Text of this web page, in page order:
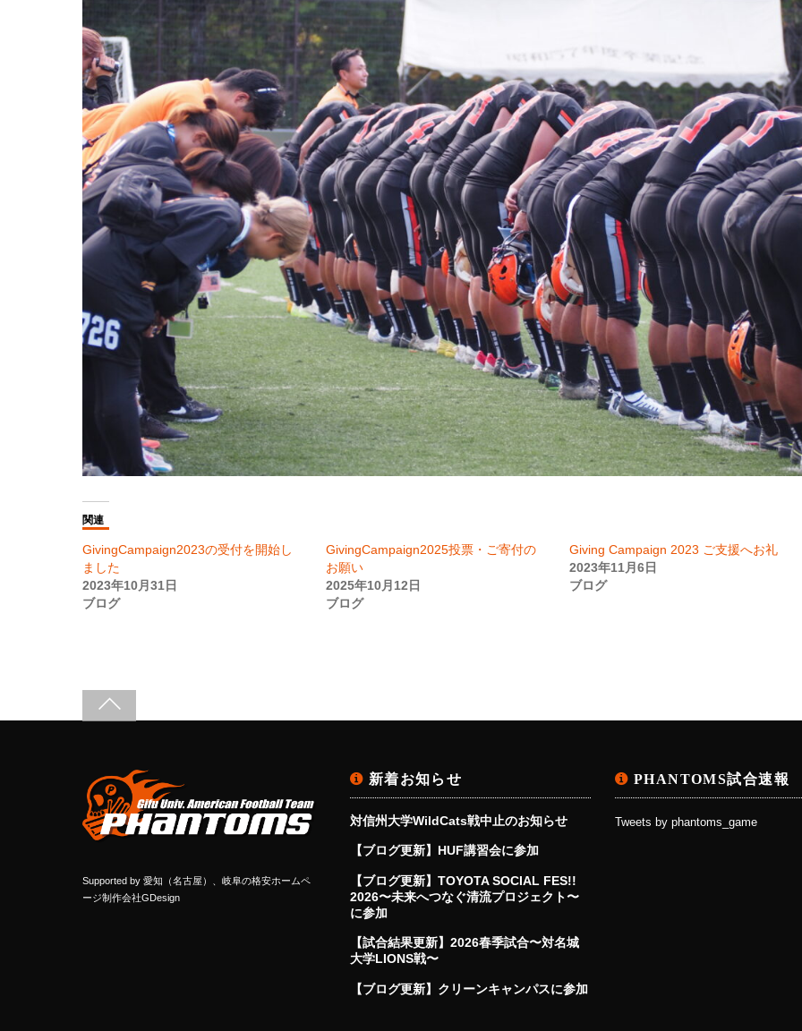
関連
GivingCampaign2023の受付を開始し
ました
2023年10月31日
ブログ
GivingCampaign2025投票・ご寄付の
お願い
2025年10月12日
ブログ
Giving Campaign 2023 ご支援へお礼
2023年11月6日
ブログ
Supported by 愛知（名古屋）、岐阜の格安ホームペ
ージ制作会社GDesign
新着お知らせ
対信州大学WildCats戦中止のお知らせ
【ブログ更新】HUF講習会に参加
【ブログ更新】TOYOTA SOCIAL FES!!
2026〜未来へつなぐ清流プロジェクト〜
に参加
【試合結果更新】2026春季試合〜対名城
大学LIONS戦〜
【ブログ更新】クリーンキャンパスに参加
PHANTOMS試合速報
Tweets by phantoms_game